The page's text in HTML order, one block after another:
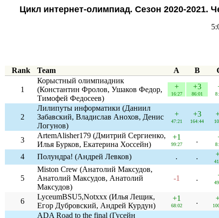
Цикл интернет-олимпиад. Сезон 2020-
Rank Team A B
1
Корыстный олимпиадник
(Константин Фролов, Ушаков Федор,
Тимофей Федосеев)
+
16:27
+3
86:01
2
Лилипуты информатики (Даниил
Забавский, Владислав Анохов, Денис
Логунов)
+
47:21
+3
164:44
3
ArtemAlisher179 (Дмитрий Сергиенко,
Илья Бурков, Екатерина Хоссейн)
+1
99:27
.
4 Полундра! (Андрей Левков) . .
5
Miston Crew (Анатолий Максудов,
Анатолий Максудов, Анатолий
Максудов)
-1 .
6
LyceumBSU5,Notxxx (Илья Лещик,
Егор Дубровский, Андрей Курдун)
+1
68:02
.
ADA Road to the final (Гусейн